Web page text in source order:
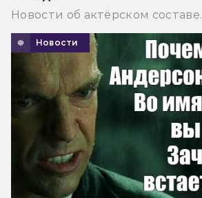
Новости об актёрском составе.
Новости